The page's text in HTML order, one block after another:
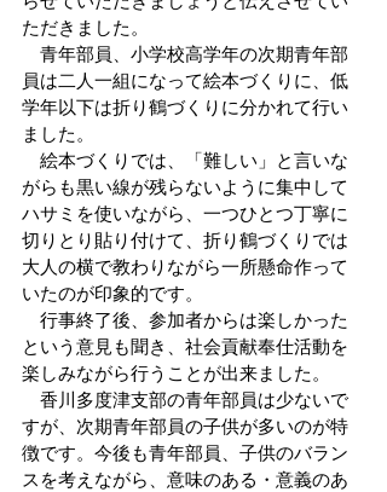
ただきました。
青年部員、小学校高学年の次期青年部
員は二人一組になって絵本づくりに、低
学年以下は折り鶴づくりに分かれて行い
ました。
絵本づくりでは、「難しい」と言いな
がらも黒い線が残らないように集中して
ハサミを使いながら、一つひとつ丁寧に
切りとり貼り付けて、折り鶴づくりでは
大人の横で教わりながら一所懸命作って
いたのが印象的です。
行事終了後、参加者からは楽しかった
という意見も聞き、社会貢献奉仕活動を
楽しみながら行うことが出来ました。
香川多度津支部の青年部員は少ないで
すが、次期青年部員の子供が多いのが特
徴です。今後も青年部員、子供のバラン
スを考えながら、意味のある・意義のあ